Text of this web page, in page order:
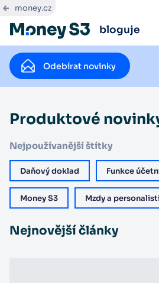
money.cz
bloguje
Odebírat novinky
Produktové
Nejpoužívanější štítky
Daňový doklad Funkce
Money S3 Mzdy a
Nejnovější články